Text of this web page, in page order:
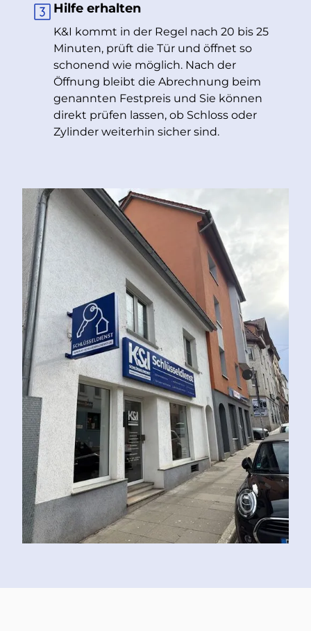
Hilfe erhalten
K&I kommt in der Regel nach 20 bis 25
Minuten, prüft die Tür und öffnet so
schonend wie möglich. Nach der
Öffnung bleibt die Abrechnung beim
genannten Festpreis und Sie können
direkt prüfen lassen, ob Schloss oder
Zylinder weiterhin sicher sind.